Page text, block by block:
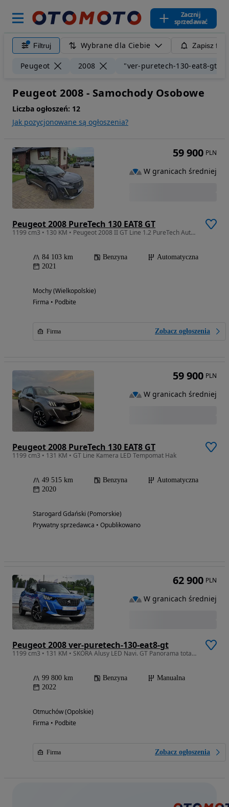
Zacznij
sprzedawać
Filtruj Wybrane dla Ciebie Zapisz
Peugeot 2008 "ver-puretech-130-eat8-gt"
Peugeot 2008 - Samochody Osobowe
Liczba ogłoszeń: 12
Jak pozycjonowane są ogłoszenia?
Peugeot 2008 PureTech 130 EAT8 GT
1199 cm3 • 130 KM • Peugeot 2008 II GT Line 1.2 PureTech Automat EAT8 VisioPark 3 2021r.
84 103 km Benzyna
Automatyczna
2021
Mochy (Wielkopolskie)
Firma • Podbite
Firma Zobacz ogłoszenia
59 900 PLN
W granicach średniej
Peugeot 2008 PureTech 130 EAT8 GT
1199 cm3 • 131 KM • GT Line Kamera LED Tempomat Hak
49 515 km Benzyna
Automatyczna
2020
Starogard Gdański (Pomorskie)
Prywatny sprzedawca • Opublikowano
59 900 PLN
W granicach średniej
Peugeot 2008 ver-puretech-130-eat8-gt
1199 cm3 • 131 KM • SKÓRA Alusy LED Navi. GT Panorama totalny FULL
99 800 km Benzyna
Manualna
2022
Otmuchów (Opolskie)
Firma • Podbite
Firma Zobacz ogłoszenia
62 900 PLN
W granicach średniej